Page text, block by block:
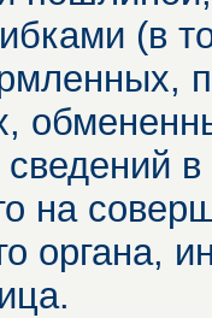
(в
на
органа,